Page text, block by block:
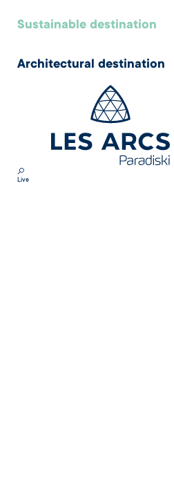
Sustainable destination
Architectural destination
Live